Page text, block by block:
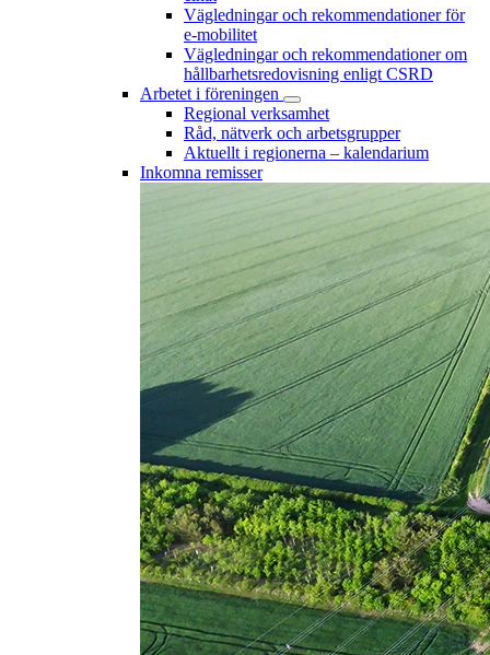
Vägledningar och rekommendationer för
e-mobilitet
Vägledningar och rekommendationer om
hållbarhetsredovisning enligt CSRD
Arbetet i föreningen
Regional verksamhet
Råd, nätverk och arbetsgrupper
Aktuellt i regionerna – kalendarium
Inkomna remisser